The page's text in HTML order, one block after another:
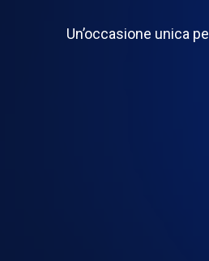
Un’occasione unica